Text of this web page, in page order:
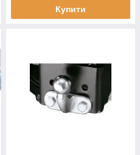
Купити